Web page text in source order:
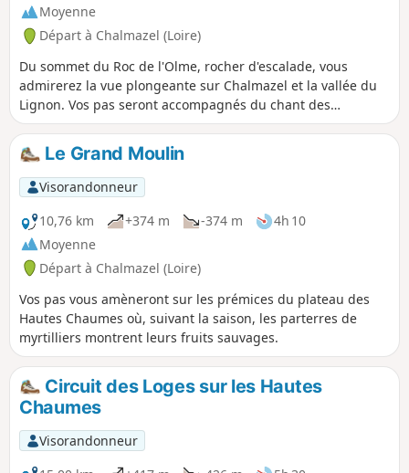
randonnée peut se faire sous plusieurs
forme de durée.
Moyenne
Départ à Chalmazel (Loire)
Du sommet du Roc de l'Olme, rocher d'escalade, vous
admirerez la vue plongeante sur Chalmazel et la vallée du
Lignon. Vos pas seront accompagnés du chant des
ruisseaux.
Le Grand Moulin
Visorandonneur
10,76 km
+374 m -374 m
4h 10
Moyenne
Départ à Chalmazel (Loire)
Vos pas vous amèneront sur les prémices du plateau des
Hautes Chaumes où, suivant la saison, les parterres de
myrtilliers montrent leurs fruits sauvages.
Circuit des Loges sur les Hautes
Chaumes
Visorandonneur